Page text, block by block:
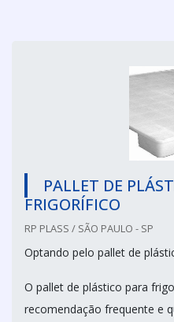
PALLET DE
FRIGORÍFICO
RP PLASS / SÃO PAULO - SP
Optando pelo pallet de
O pallet de plástico para
recomendação frequente e